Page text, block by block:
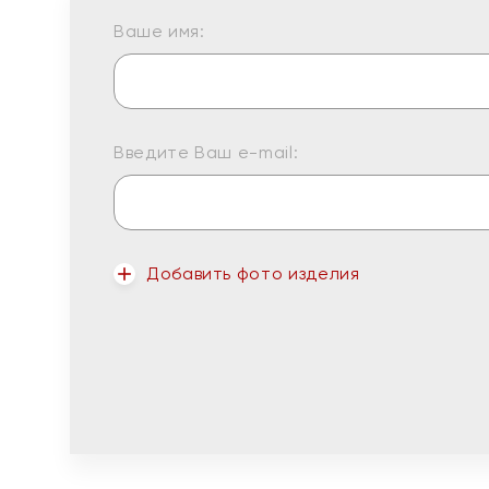
Ваше имя:
Введите Ваш e-mail:
Добавить фото изделия